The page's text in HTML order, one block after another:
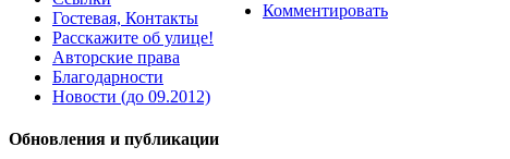
Гостевая, Контакты
Расскажите об улице!
Авторские права
Благодарности
Новости (до 09.2012)
Обновления и публикации
Комментировать